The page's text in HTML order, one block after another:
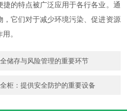
的特点被广泛应用于各行各业。通
，它们对于减少环境污染、促进资源
。
储存与风险管理的重要环节
柜：提供安全防护的重要设备